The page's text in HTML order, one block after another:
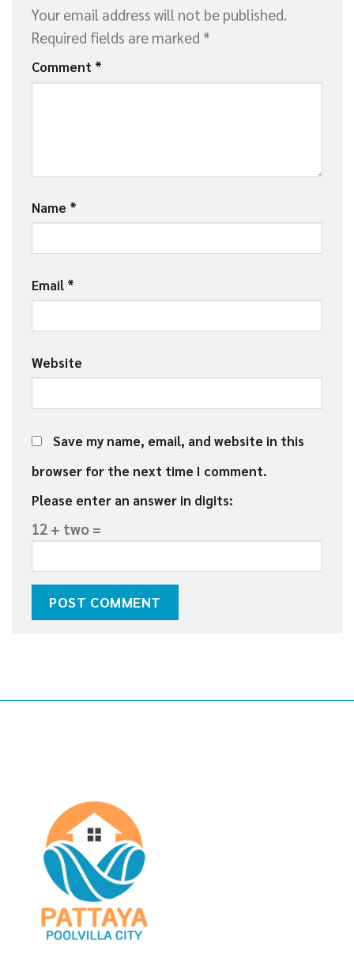
Your email address will not be published.
Required fields are marked *
Comment *
Name *
Email *
Website
Save my name, email, and website in this
browser for the next time I comment.
Please enter an answer in digits:
12 + two =